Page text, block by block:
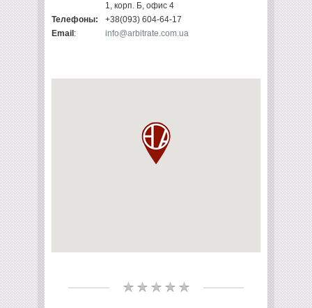
1, корп. Б, офис 4
Телефоны:
+38(093) 604-64-17
Email : info@arbitrate.com.ua